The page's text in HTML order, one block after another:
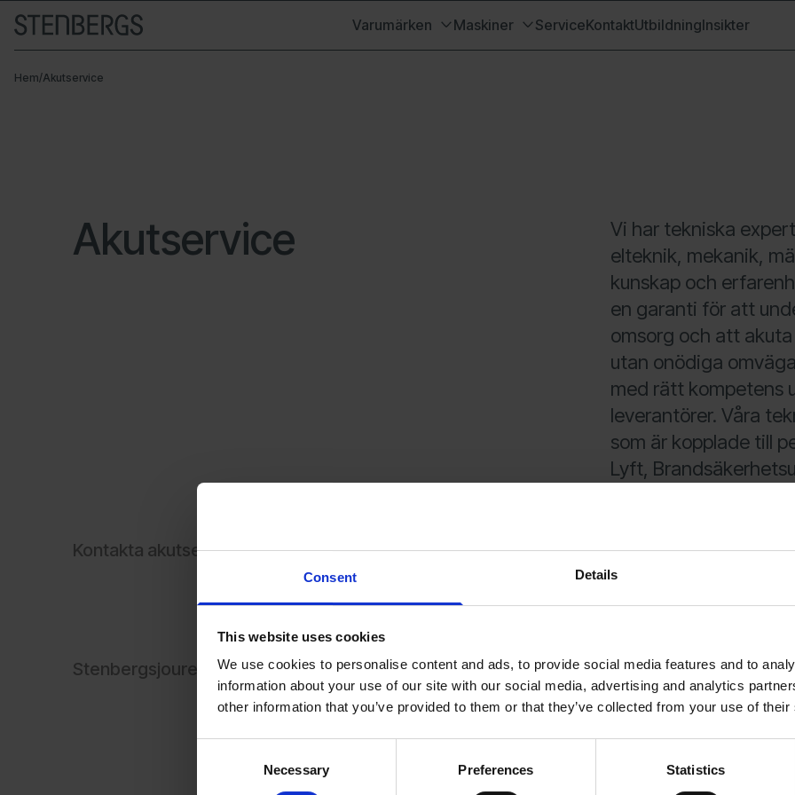
Consent Details
This website uses cookies
We use cookies to personalise content and ads, to provide social media features and to
information about your use of our site with our social media, advertising and analytics
other information that you’ve provided to them or that they’ve collected from your use of
Necessary Preferences Statistics
Varumärken Maskiner ServiceKontaktUtbildningInsikter
Hem/Akutservice
Akutservice
Vi har tekniska
elteknik, mekanik,
kunskap och
en garanti för att
omsorg och att
utan onödiga
med rätt kompetens
leverantörer. Våra
som är kopplade till
Lyft,
Kontakta akutservice
Teknisk
support
036-
Service 036-
Stenbergsjouren
Då vi strävar efter
lönsamma vill vi att
på din
Mellan kl.
höra av dig till